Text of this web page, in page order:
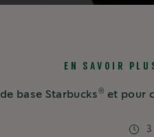
EN SAVOIR
base Starbucks ® et pour